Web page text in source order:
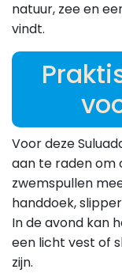
natuur, zee en
vindt.
Voor deze
aan te raden om
zwemspullen
handdoek,
In de avond kan
een licht vest of
zijn.